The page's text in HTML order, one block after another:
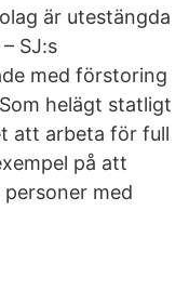
är utestängda
SJ:s
med förstoring
helägt statligt
att arbeta för full
på att
med